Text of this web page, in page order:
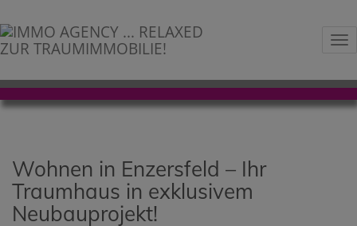
Wohnen in Enzersfeld – Ihr
Traumhaus in exklusivem
Neubauprojekt!